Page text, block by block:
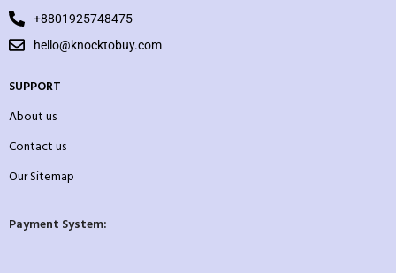
+8801925748475
hello@knocktobuy.com
SUPPORT
About us
Contact us
Our Sitemap
Payment System: